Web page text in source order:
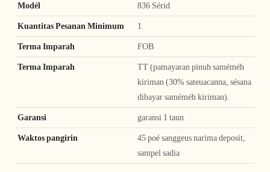
Modél 836 Sérid
Kuantitas Pesanan Minimum 1
Terma Imparah FOB
Terma Imparah
TT (pamayaran pinuh saméméh
kiriman (30% sateuacanna, sésana
dibayar saméméh kiriman).
Garansi garansi 1 taun
Waktos pangirin
45 poé sanggeus narima deposit,
sampel sadia